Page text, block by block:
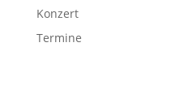
Konzert
Termine